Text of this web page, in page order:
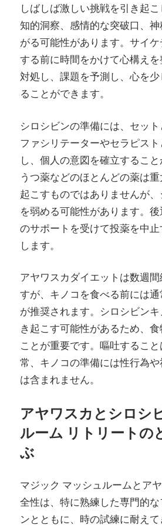
しばしば激しい挑戦を引き起
知的洞察、感情的な突破口、
がる可能性があります。サイ
する前に時間をかけて心構え
対処し、課題を予測し、心を
ることができます。
シロシビンの準備には、セット
ファシリテーターやセラピス
し、個人の意図を確立するこ
うつ薬などのほとんどの薬は
起こすものではありませんが
を弱める可能性があります。
のサポートを受けて投薬を中
します。
アヤワスカダイエットは数週
すが、キノコを食べる前には
が推奨されます。シロシビン
き起こす可能性があるため、
ことが重要です。嘔吐するこ
常、キノコの準備には性行為
は含まれません。
アヤワスカとシロシ
ルーム リトリートの
ぶ
マジック マッシュルームとア
全性は、特に熟練した専門的
ンとともに、時の試練に耐え